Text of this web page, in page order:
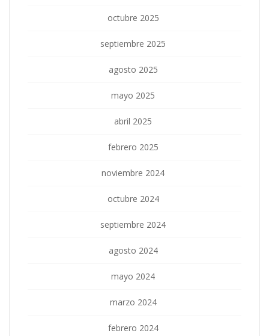
octubre 2025
septiembre 2025
agosto 2025
mayo 2025
abril 2025
febrero 2025
noviembre 2024
octubre 2024
septiembre 2024
agosto 2024
mayo 2024
marzo 2024
febrero 2024